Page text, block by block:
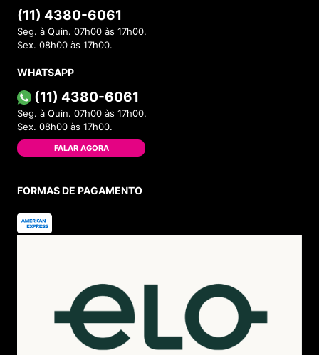
(11) 4380-6061
Seg. à Quin. 07h00 às 17h00.
Sex. 08h00 às 17h00.
WHATSAPP
(11) 4380-6061
Seg. à Quin. 07h00 às 17h00.
Sex. 08h00 às 17h00.
FALAR AGORA
FORMAS DE PAGAMENTO